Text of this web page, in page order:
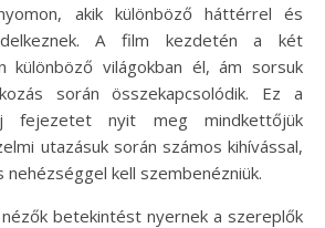
akik különböző háttérrel és
A film kezdetén a két
különböző világokban él, ám sorsuk
során összekapcsolódik. Ez a
fejezetet nyit meg mindkettőjük
utazásuk során számos kihívással,
kell szembenézniük.
betekintést nyernek a szereplők